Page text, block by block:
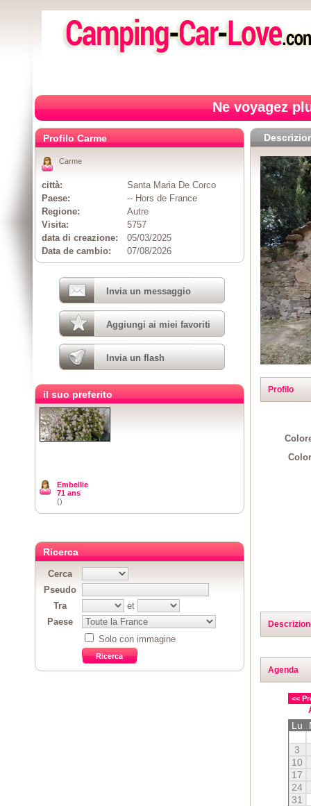
Ne voyagez
Profilo
Agenda
<<
Lu
3
10
17
24
31
Profilo Carme
Carme
città:
Santa Maria De Corco
Paese:
-- Hors de France
Regione:
Autre
Visita:
5757
data di creazione:
05/03/2025
Data de cambio:
07/08/2026
Invia un messaggio
Aggiungi ai miei favoriti
Invia un flash
il suo preferito
Embellie
71 ans
()
Ricerca
Cerca
Pseudo
Tra
et
Paese
Solo con immagine